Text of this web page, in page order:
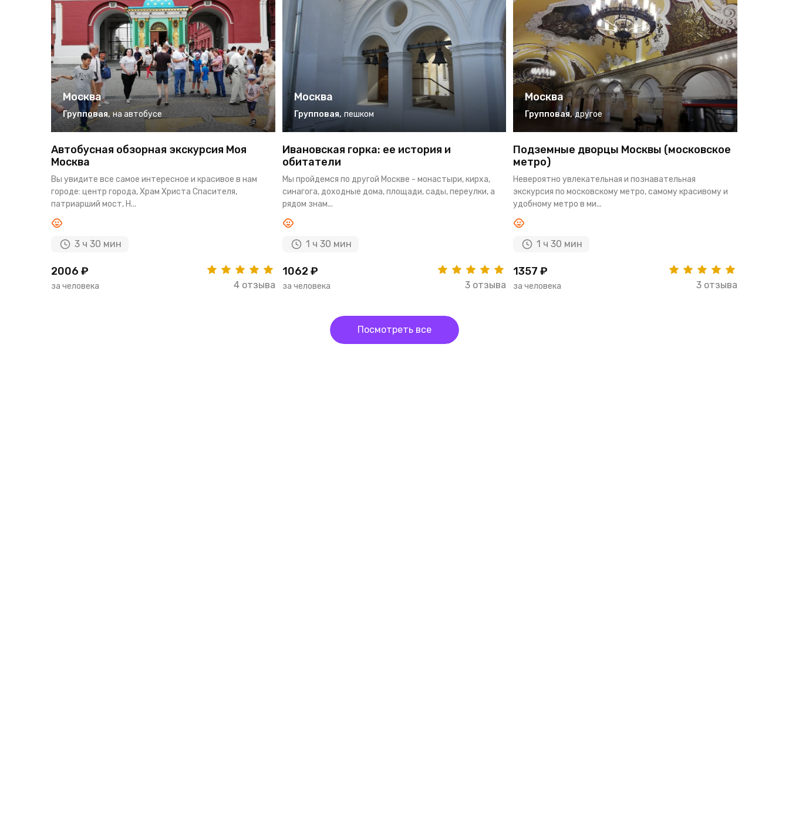
Москва
Групповая, на автобусе
Автобусная обзорная экскурсия Моя
Москва
Вы увидите все самое интересное и красивое в нам
городе: центр города, Храм Христа Спасителя,
патриарший мост, Н...
3 ч 30 мин
2006 ₽
за человека 4 отзыва
Москва
Групповая, пешком
Ивановская горка: ее история и
обитатели
Мы пройдемся по другой Москве - монастыри, кирха,
синагога, доходные дома, площади, сады, переулки, а
рядом знам...
1 ч 30 мин
1062 ₽
за человека 3 отзыва
Москва
Групповая, другое
Подземные дворцы Москвы (московское
метро)
Невероятно увлекательная и познавательная
экскурсия по московскому метро, самому красивому и
удобному метро в ми...
1 ч 30 мин
1357 ₽
за человека 3 отзыва
Посмотреть все